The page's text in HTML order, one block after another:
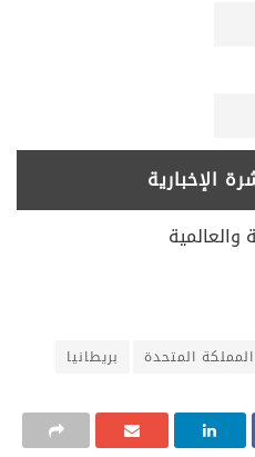
والعالمية
المملكة المتحدة بريطانيا